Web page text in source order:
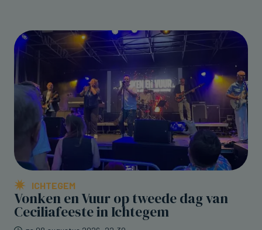
ICHTEGEM
Vonken en Vuur op tweede dag van
Ceciliafeeste in Ichtegem